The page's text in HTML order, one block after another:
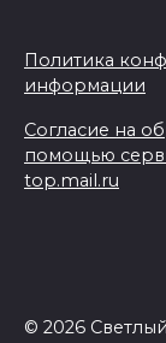
Политика
информации
Согласие на
помощью
top.mail.ru
© 2026